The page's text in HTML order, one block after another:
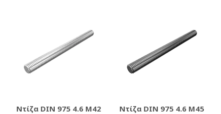
Ντίζα DIN 975 4.6 M42
Ντίζα DIN 975 4.6 M45